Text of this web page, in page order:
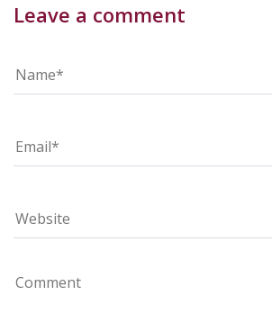
Leave a comment